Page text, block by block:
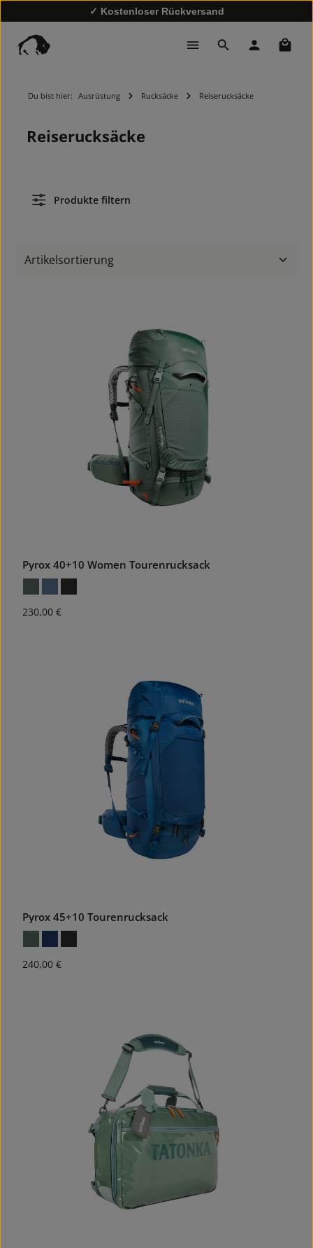
✓ Kostenloser Rückversand
Du bist hier: Ausrüstung Rucksäcke Reiserucksäcke
Reiserucksäcke
Produkte filtern
Pyrox 40+10 Women Tourenrucksack
Regulärer Preis:
230,00 €
Pyrox 45+10 Tourenrucksack
Regulärer Preis:
240,00 €